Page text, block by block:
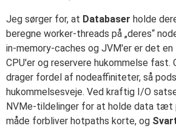
Jeg sørger for, at Databaser holde
beregne worker-threads på „deres“
in-memory-caches og JVM'er er det
CPU'er og reservere hukommelse fast.
drager fordel af nodeaffiniteter, så
hukommelsesveje. Ved kraftig I/O
NVMe-tildelinger for at holde data tæt
måde forbliver hotpaths korte, og